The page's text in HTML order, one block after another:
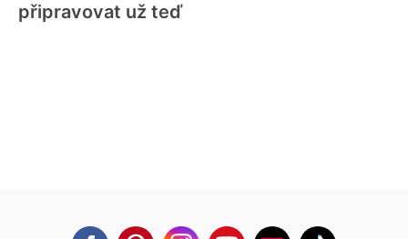
připravovat už teď